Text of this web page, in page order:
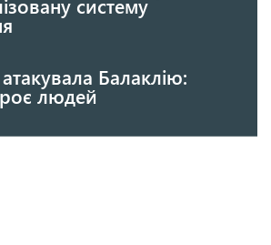
систему
атакувала Балаклію:
людей